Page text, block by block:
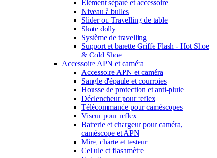
Elément séparé et accessoire
Niveau à bulles
Slider ou Travelling de table
Skate dolly
Système de travelling
Support et barette Griffe Flash - Hot Shoe
& Cold Shoe
Accessoire APN et caméra
Accessoire APN et caméra
Sangle d'épaule et courroies
Housse de protection et anti-pluie
Déclencheur pour reflex
Télécommande pour caméscopes
Viseur pour reflex
Batterie et chargeur pour caméra,
caméscope et APN
Mire, charte et testeur
Cellule et flashmètre